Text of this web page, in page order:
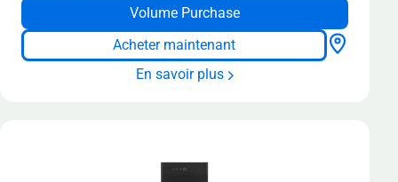
Volume Purchase
Acheter maintenant
En savoir plus